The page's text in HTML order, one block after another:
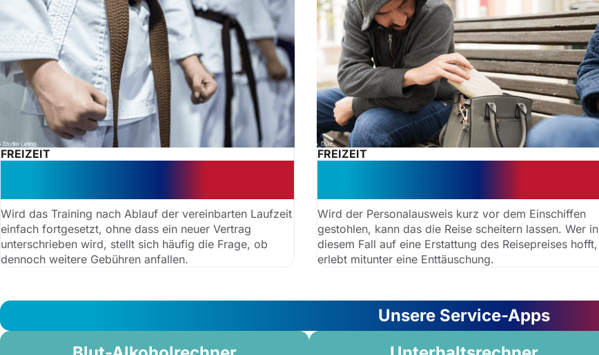
FREIZEIT
Wird das Training nach Ablauf der vereinbarten Laufzeit
einfach fortgesetzt, ohne dass ein neuer Vertrag
unterschrieben wird, stellt sich häufig die Frage, ob
dennoch weitere Gebühren anfallen.
FREIZEIT
Wird der Personalausweis kurz vor dem Einschiffen
gestohlen, kann das die Reise scheitern lassen. Wer in
diesem Fall auf eine Erstattung des Reisepreises hofft,
erlebt mitunter eine Enttäuschung.
Unsere Service-Apps